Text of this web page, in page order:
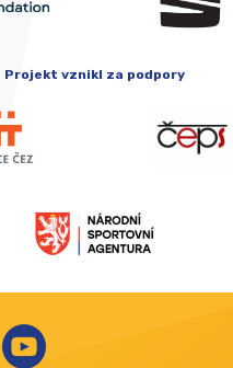
Projekt vznikl za podpory